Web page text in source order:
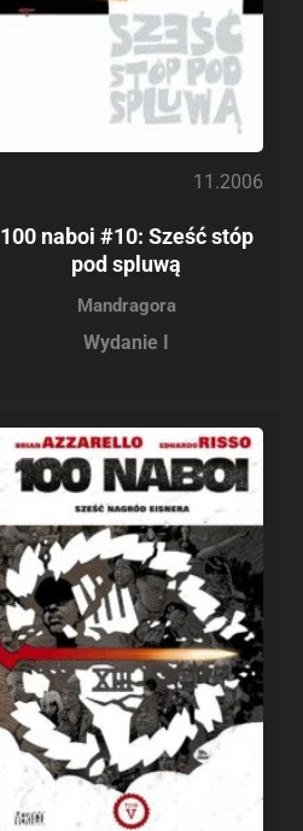
11.2006
100 naboi #10: Sześć stóp
pod spluwą
Mandragora
Wydanie I